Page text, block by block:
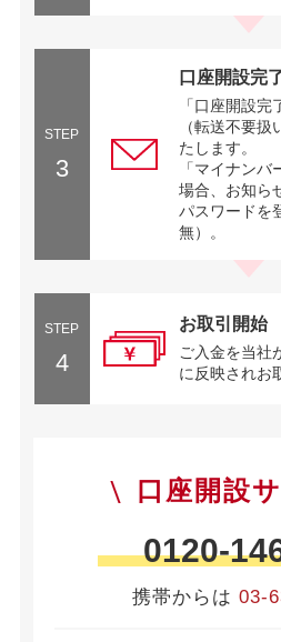
STEP
3
口座開設完
「口座開設
（転送不要
たします。
「マイナン
場合、お知ら
パスワードを
無）。
STEP
4
お取引開始
ご入金を当社
に反映されお
口座開設
0120-
携帯からは 03-